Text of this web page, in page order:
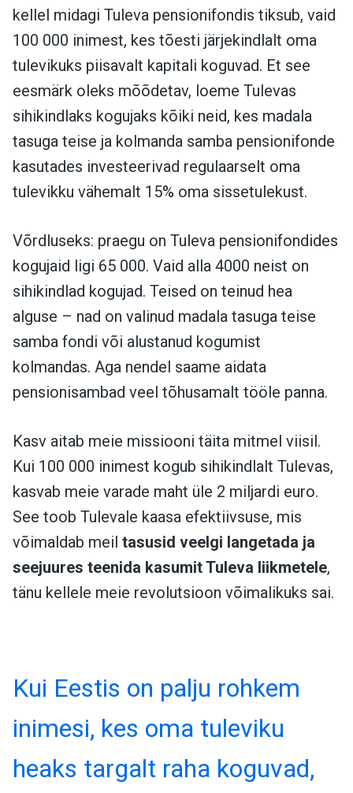
kellel midagi Tuleva pensionifondis tiksub, vaid
100 000 inimest, kes tõesti järjekindlalt oma
tulevikuks piisavalt kapitali koguvad. Et see
eesmärk oleks mõõdetav, loeme Tulevas
sihikindlaks kogujaks kõiki neid, kes madala
tasuga teise ja kolmanda samba pensionifonde
kasutades investeerivad regulaarselt oma
tulevikku vähemalt 15% oma sissetulekust.
Võrdluseks: praegu on Tuleva pensionifondides
kogujaid ligi 65 000. Vaid alla 4000 neist on
sihikindlad kogujad. Teised on teinud hea
alguse – nad on valinud madala tasuga teise
samba fondi või alustanud kogumist
kolmandas. Aga nendel saame aidata
pensionisambad veel tõhusamalt tööle panna.
Kasv aitab meie missiooni täita mitmel viisil.
Kui 100 000 inimest kogub sihikindlalt Tulevas,
kasvab meie varade maht üle 2 miljardi euro.
See toob Tulevale kaasa efektiivsuse, mis
võimaldab meil tasusid veelgi langetada ja
seejuures teenida kasumit Tuleva liikmetele,
tänu kellele meie revolutsioon võimalikuks sai.
Kui Eestis on palju rohkem
inimesi, kes oma tuleviku
heaks targalt raha koguvad,